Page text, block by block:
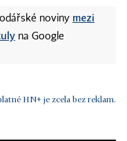
noviny mezi
na Google
HN+ je zcela bez reklam.